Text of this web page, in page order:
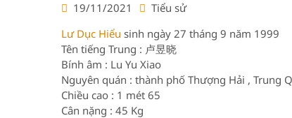
19/11/2021
Tiểu sử
Lư Dục Hiểu sinh ngày 27 tháng 9 năm 1999
Tên tiếng Trung : 卢昱晓
Bính âm : Lu Yu Xiao
Nguyên quán : thành phố Thượng Hải , Trung
Chiều cao : 1 mét 65
Cân nặng : 45 Kg